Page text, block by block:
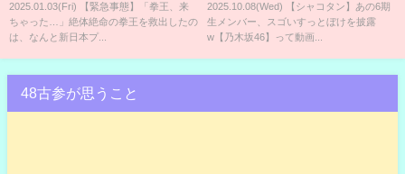
のKENTAだった！拳王、KENTA
が歴史的握手！次回1.11後楽園
スで独占生中継！
2025.01.03(Fri) 【緊急事態】「拳王、来
ちゃった…」絶体絶命の拳王を救出したの
は、なんと新日本プ...
2025.10.08(Wed) 【シャコタン】あの6期
生メンバー、スゴいすっとぼけを披露
w【乃木坂46】って動画...
48古参が思うこと